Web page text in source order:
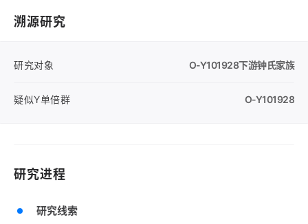
溯源研究
研究对象 O-Y101928下游钟氏家族
疑似Y单倍群 O-Y101928
研究进程
研究线索